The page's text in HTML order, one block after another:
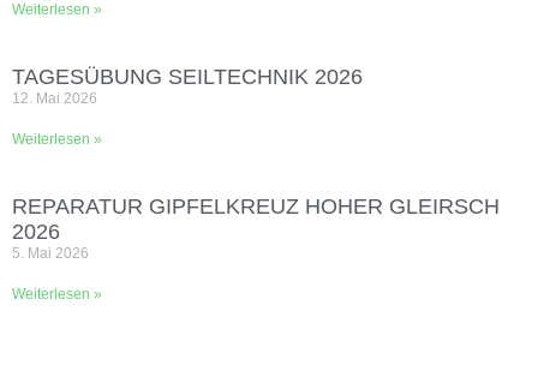
Weiterlesen »
TAGESÜBUNG SEILTECHNIK 2026
12. Mai 2026
Weiterlesen »
REPARATUR GIPFELKREUZ HOHER GLEIRSCH
2026
5. Mai 2026
Weiterlesen »